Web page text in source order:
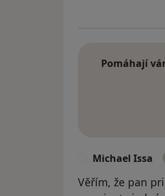
Pomáhají
Michael Issa
Věřím, že pan